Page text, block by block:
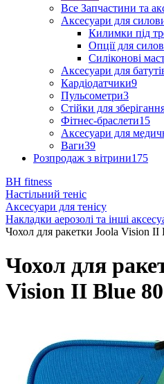
Все Запчастини та
Аксесуари для
Килимки під
Опції для
Силіконові
Аксесуари для
Кардіодатчики9
Пульсометри3
Стійки для
Фітнес-браслети15
Аксесуари для
Ваги39
Розпродаж з вітрини175
BH fitness
Настільний теніс
Аксесуари для тенісу
Накладки аерозолі та інші
Чохол для ракетки Joola Vision
Чохол для
Vision II Blue